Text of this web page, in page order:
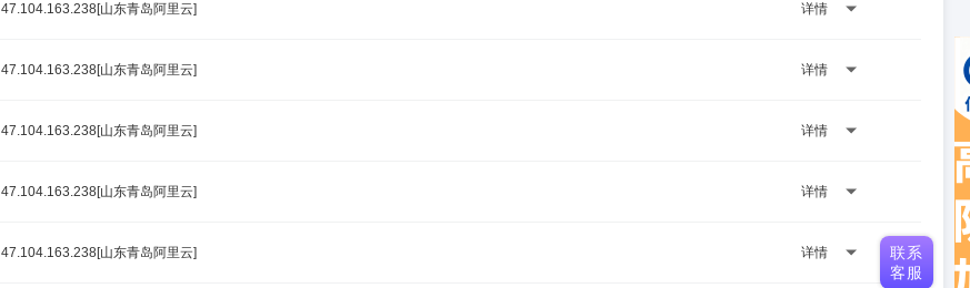
47.104.163.238[山东青岛阿里云] 详情
47.104.163.238[山东青岛阿里云] 详情
47.104.163.238[山东青岛阿里云] 详情
47.104.163.238[山东青岛阿里云] 详情
47.104.163.238[山东青岛阿里云] 详情
联系
客服